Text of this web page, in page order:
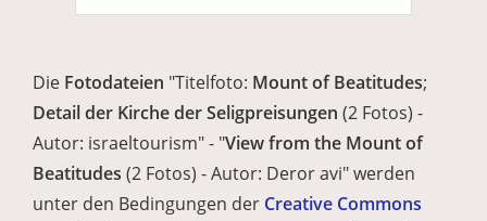
Die Fotodateien "Titelfoto: Mount of Beatitudes;
Detail der Kirche der Seligpreisungen (2 Fotos) -
Autor: israeltourism" - "View from the Mount of
Beatitudes (2 Fotos) - Autor: Deror avi" werden
unter den Bedingungen der Creative Commons